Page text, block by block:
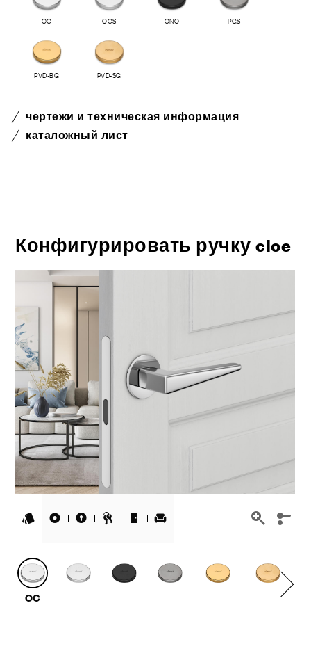
OC OCS ONO PGS
PVD-BG PVD-SG
чертежи и техническая информация
каталожный лист
Конфигурировать ручку cloe